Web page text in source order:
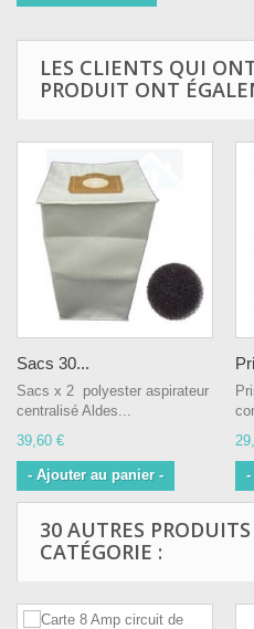
LES CLIENTS QUI
PRODUIT ONT
Sacs 30...
Sacs x 2 polyester aspirateur
centralisé Aldes...
39,60 €
- Ajouter au panier - -
30 AUTRES
CATÉGORIE :